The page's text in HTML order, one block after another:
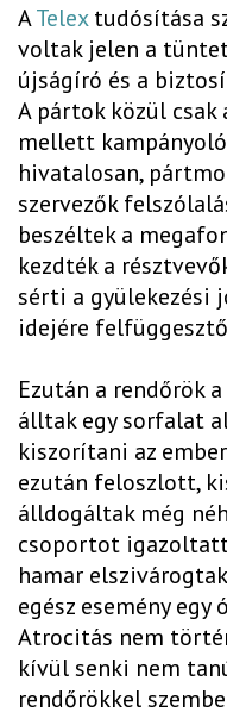
ATelextudósítása
voltak jelen a
újságíró és a
A pártok közül
mellett
hivatalosan,
szervezők
beszéltek a
kezdték a
sérti a gyülekezési
idejére
Ezután a rendőrök
álltak egy sorfalat
kiszorítani az
ezután feloszlott,
álldogáltak még
csoportot
hamar
egész esemény
Atrocitás nem
kívül senki nem
rendőrökkel